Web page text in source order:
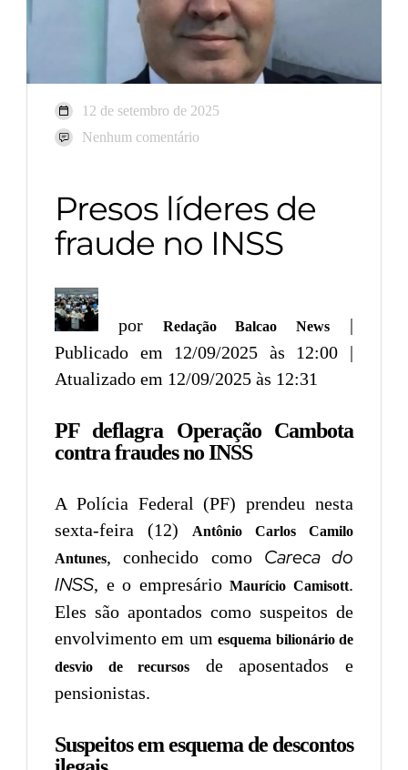
12 de setembro de 2025
Nenhum comentário
Presos líderes de
fraude no INSS
por Redação Balcao News
|
Publicado em 12/09/2025 às 12:00 |
Atualizado em 12/09/2025 às 12:31
PF deflagra Operação Cambota
contra fraudes no INSS
A Polícia Federal (PF) prendeu nesta
sexta-feira (12)
Antônio Carlos Camilo
Antunes, conhecido como Careca do
INSS, e o empresárioMaurício Camisott.
Eles são apontados como suspeitos de
envolvimento em umesquema bilionário de
desvio de recursos
de aposentados e
pensionistas.
Suspeitos em esquema de descontos